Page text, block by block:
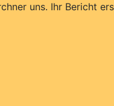
uns. Ihr Bericht